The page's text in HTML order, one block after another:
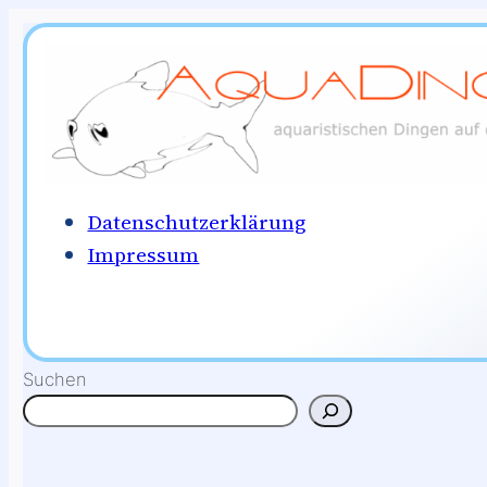
Zum
springen
Datenschutzerklärung
Impressum
Suchen